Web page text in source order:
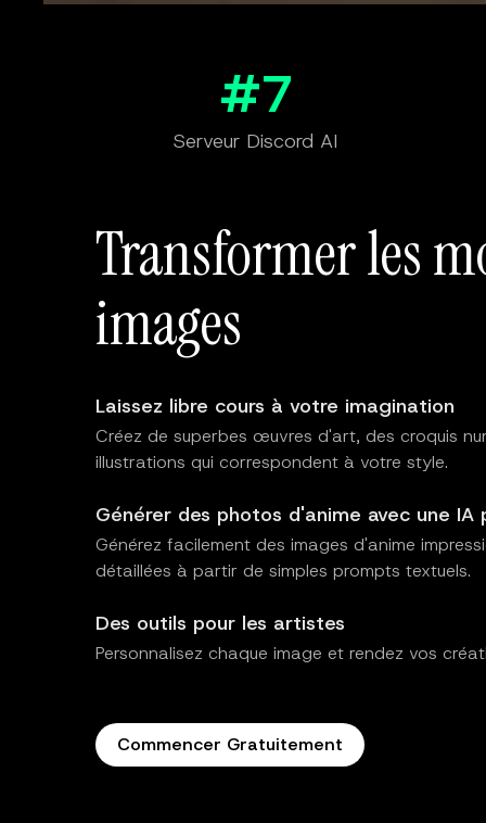
#7
Serveur Discord AI
Transformer les
images
Laissez libre cours à votre imagination
Créez de superbes œuvres d'art, des croquis
illustrations qui correspondent à votre style.
Générer des photos d'anime avec une IA
Générez facilement des images d'anime
détaillées à partir de simples prompts textuels.
Des outils pour les artistes
Personnalisez chaque image et rendez vos
Commencer Gratuitement